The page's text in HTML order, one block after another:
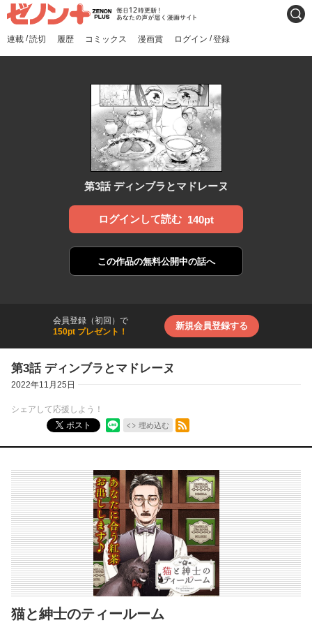
ゼノンプラス
毎日12時更新！あなたの声
が届く漫画サイト
連載 /読切 履歴 コミックス 漫画賞 ログイン /登録
検索
第3話 ディンブラとマドレーヌ
ログインして読む 140pt
この作品の無料公開中の話へ
会員登録（初回）で
150pt プレゼント！
新規会員登録する
第3話 ディンブラとマドレーヌ
2022年11月25日
シェアして応援しよう！
ポスト
埋め込む
RSSフィード
猫と紳士のティールーム